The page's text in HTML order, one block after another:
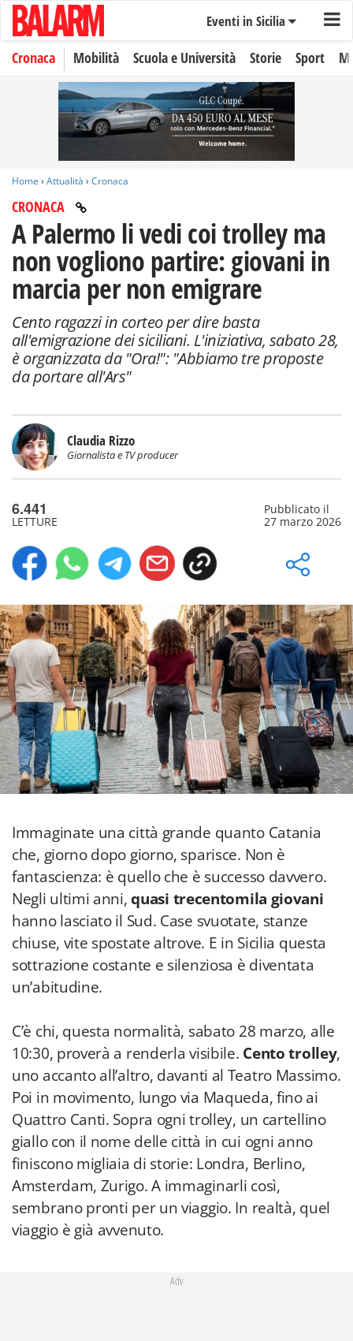
Eventi in Sicilia
Cronaca Mobilità Scuola e Università Storie Sport
Home › Attualità › Cronaca
CRONACA
A Palermo li vedi coi trolley ma
non vogliono partire: giovani in
marcia per non emigrare
Cento ragazzi in corteo per dire basta
all'emigrazione dei siciliani. L'iniziativa, sabato 28,
è organizzata da "Ora!": "Abbiamo tre proposte
da portare all'Ars"
Claudia Rizzo
Giornalista e TV producer
6.441
LETTURE
Pubblicato il
27 marzo 2026
Immaginate una città grande quanto Catania
che, giorno dopo giorno, sparisce. Non è
fantascienza: è quello che è successo davvero.
Negli ultimi anni,quasi trecentomila giovani
hanno lasciato il Sud. Case svuotate, stanze
chiuse, vite spostate altrove. E in Sicilia questa
sottrazione costante e silenziosa è diventata
un’abitudine.
C’è chi, questa normalità, sabato 28 marzo, alle
10:30, proverà a renderla visibile. Cento trolley,
uno accanto all’altro, davanti al Teatro Massimo.
Poi in movimento, lungo via Maqueda, fino ai
Quattro Canti. Sopra ogni trolley, un cartellino
giallo con il nome delle città in cui ogni anno
finiscono migliaia di storie: Londra, Berlino,
Amsterdam, Zurigo. A immaginarli così,
sembrano pronti per un viaggio. In realtà, quel
viaggio è già avvenuto.
Adv